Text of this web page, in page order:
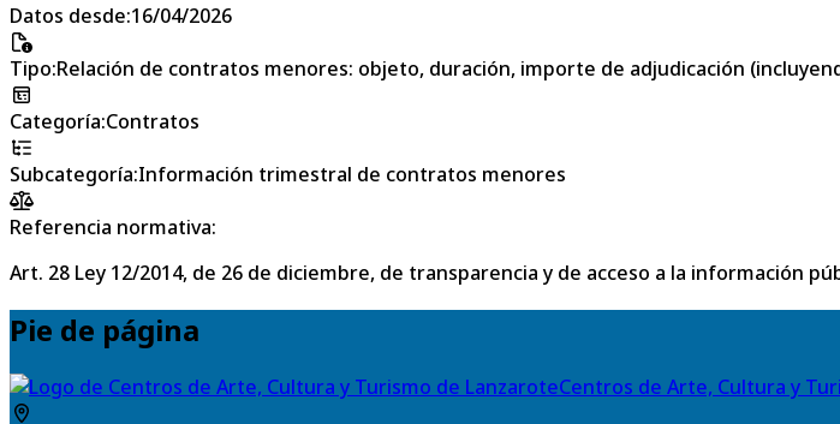
Datos desde:16/04/2026
Tipo:Relación de contratos menores: objeto, duración, importe de adjudicación
Categoría:Contratos
Subcategoría:Información trimestral de contratos menores
Referencia normativa:
Art. 28 Ley 12/2014, de 26 de diciembre, de transparencia y de acceso a la información
Pie de página
Centros de Arte, Cultura y